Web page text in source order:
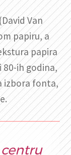
(David Van
papiru, a
papira
ih godina,
izbora fonta,